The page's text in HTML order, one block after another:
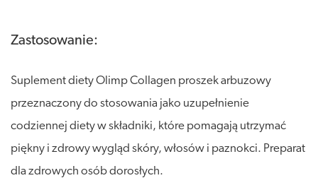
Zastosowanie:
Suplement diety Olimp Collagen proszek arbuzowy
przeznaczony do stosowania jako uzupełnienie
codziennej diety w składniki, które pomagają utrzymać
piękny i zdrowy wygląd skóry, włosów i paznokci. Preparat
dla zdrowych osób dorosłych.